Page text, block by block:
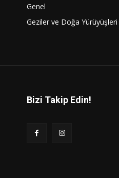
Genel
Geziler ve Doğa Yürüyüşleri
Bizi Takip Edin!